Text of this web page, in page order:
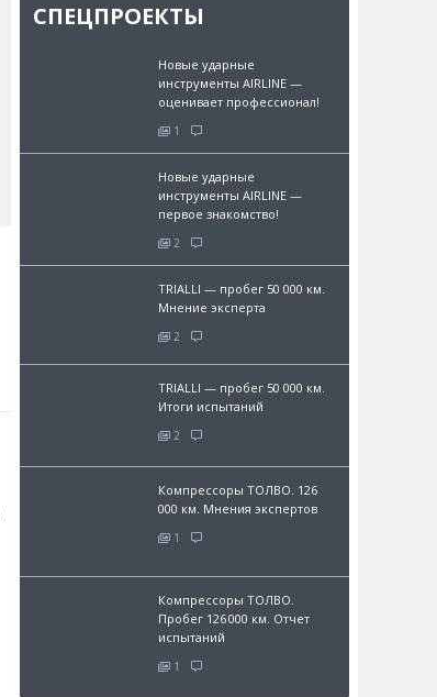
СПЕЦПРОЕКТЫ
Новые ударные
инструменты AIRLINE —
оценивает профессионал!
1
Новые ударные
инструменты AIRLINE —
первое знакомство!
2
TRIALLI — пробег 50 000 км.
Мнение эксперта
2
TRIALLI — пробег 50 000 км.
Итоги испытаний
2
Компрессоры ТОЛВО. 126
000 км. Мнения экспертов
1
Компрессоры ТОЛВО.
Пробег 126 000 км. Отчет
испытаний
1